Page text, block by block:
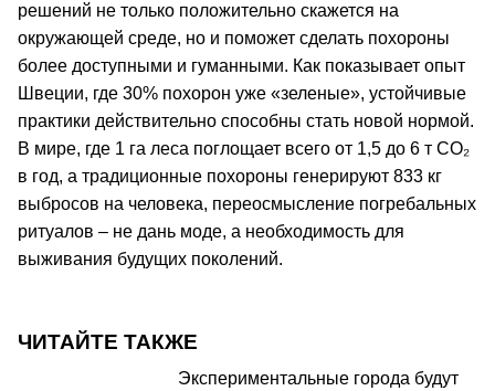
решений не только положительно скажется на
окружающей среде, но и поможет сделать похороны
более доступными и гуманными. Как показывает опыт
Швеции, где 30% похорон уже «зеленые», устойчивые
практики действительно способны стать новой нормой.
В мире, где 1 га леса поглощает всего от 1,5 до 6 т CO₂
в год, а традиционные похороны генерируют 833 кг
выбросов на человека, переосмысление погребальных
ритуалов – не дань моде, а необходимость для
выживания будущих поколений.
ЧИТАЙТЕ ТАКЖЕ
Экспериментальные города будут